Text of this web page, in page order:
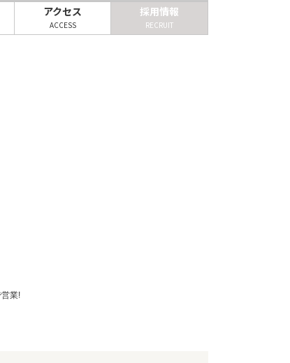
アクセス
ACCESS
採用情報
RECRUIT
業!